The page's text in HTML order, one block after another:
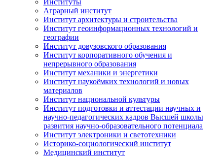
Аграрный институт
Институт архитектуры и строительства
Институт геоинформационных технологий и
географии
Институт довузовского образования
Институт корпоративного обучения и
непрерывного образования
Институт механики и энергетики
Институт наукоёмких технологий и новых
материалов
Институт национальной культуры
Институт подготовки и аттестации научных и
научно-педагогических кадров Высшей школы
развития научно-образовательного потенциала
Институт электроники и светотехники
Историко-социологический институт
Медицинский институт